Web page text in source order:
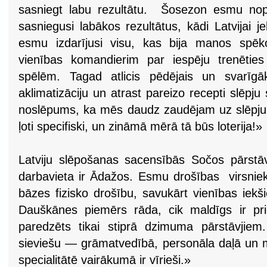
sasniegt labu rezultātu. Šosezon esmu
sasniegusi labākos rezultātus, kādi Latvijai
esmu izdarījusi visu, kas bija manos
vienības komandierim par iespēju
spēlēm. Tagad atlicis pēdējais un
aklimatizāciju un atrast pareizo recepti slēpju
noslēpums, ka mēs daudz zaudējam uz
ļoti specifiski, un zināmā mērā tā būs loterija!»
Latviju slēpošanas sacensībās Sočos
darbavieta ir Ādažos. Esmu drošības
bāzes fizisko drošību, savukārt vienības
Dauškānes piemērs rāda, cik maldīgs ir
paredzēts tikai stiprā dzimuma
sieviešu — grāmatvedībā, personāla daļā un
specialitātē vairākumā ir vīrieši.»